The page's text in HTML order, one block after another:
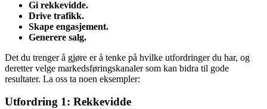
Gi rekkevidde.
Drive trafikk.
Skape engasjement.
Generere salg.
Det du trenger å gjøre er å tenke på hvilke utfordringer du har, og
deretter velge markedsføringskanaler som kan bidra til gode
resultater. La oss ta noen eksempler:
Utfordring 1: Rekkevidde